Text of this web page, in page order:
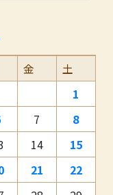
金
土
1
7
8
14
15
21
22